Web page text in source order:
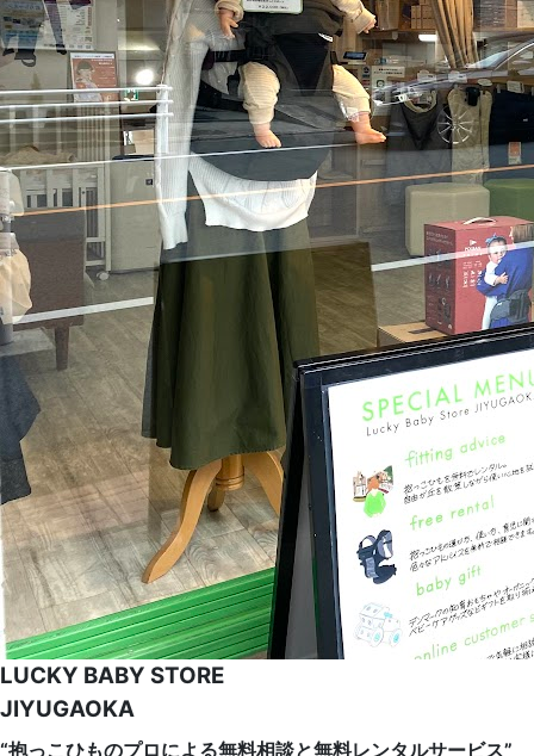
LUCKY BABY STORE
JIYUGAOKA
“抱っこひものプロによる無料相談と無料レンタルサービス”